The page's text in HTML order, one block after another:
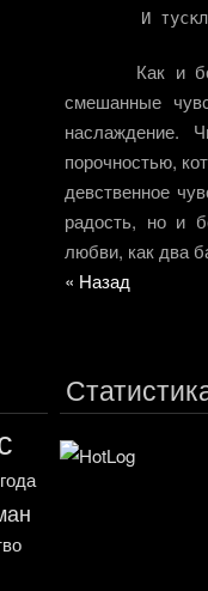
Как и
смешанные
наслаждение.
порочностью,
девственное
радость, но и
любви, как два
« Назад